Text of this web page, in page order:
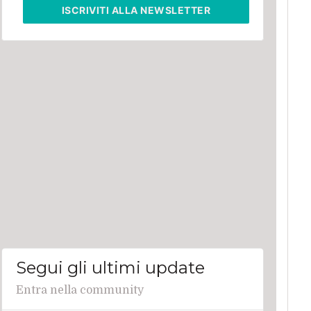
ISCRIVITI ALLA NEWSLETTER
Segui gli ultimi update
Entra nella community